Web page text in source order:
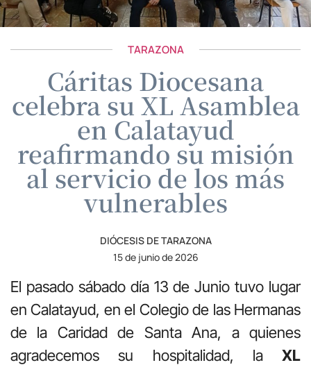
TARAZONA
Cáritas Diocesana
celebra su XL Asamblea
en Calatayud
reafirmando su misión
al servicio de los más
vulnerables
DIÓCESIS DE TARAZONA
15 de junio de 2026
El pasado sábado día 13 de Junio tuvo lugar
en Calatayud, en el Colegio de las Hermanas
de la Caridad de Santa Ana, a quienes
agradecemos su hospitalidad, la XL